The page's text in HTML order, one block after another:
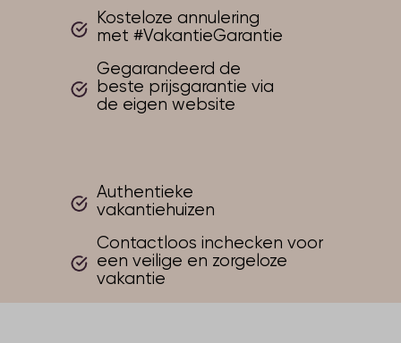
Kosteloze annulering
met #VakantieGarantie
Gegarandeerd de
beste prijsgarantie via
de eigen website
Authentieke
vakantiehuizen
Contactloos inchecken voor
een veilige en zorgeloze
vakantie